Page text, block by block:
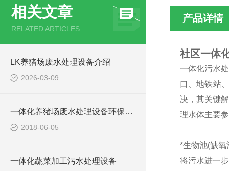
相关文章
RELATED ARTICLES
LK养猪场废水处理设备介绍
2026-03-09
一体化养猪场废水处理设备环保局新要求
2018-06-05
一体化蔬菜加工污水处理设备
产品详情
社区一体
一体化污水
口、地铁站
决，其关键
理水体主要
*生物池(缺氧
将污水进一